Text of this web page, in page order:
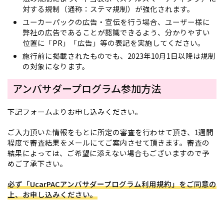
対する規制（通称：ステマ規制）が強化されます。
ユーカーパックの広告・宣伝を行う場合、ユーザー様に
弊社の広告であることが認識できるよう、分かりやすい
位置に「PR」「広告」等の表記を実施してください。
施行前に掲載されたものでも、2023年10月1日以降は規制
の対象になります。
アンバサダープログラム参加方法
下記フォームよりお申し込みください。
ご入力頂いた情報をもとに所定の審査を行わせて頂き、1週間
程度で審査結果をメールにてご案内させて頂きます。審査の
結果によっては、ご希望に添えない場合もございますので予
めご了承下さい。
必ず「UcarPACアンバサダープログラム利用規約」をご同意の
上、お申し込みください。